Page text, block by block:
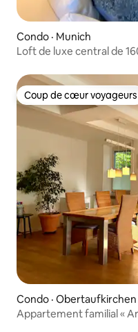
Condo · Munich
Loft de luxe central de
Coup de cœur voyageurs
Coup de cœur voyageurs
Condo · Obertaufkirchen
Appartement familial «